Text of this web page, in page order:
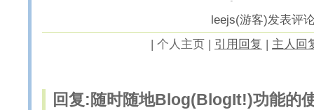
leejs(游客)发表评
| 个人主页 | 引用回复 | 主人回
回复:随时随地Blog(BlogIt!)功能的